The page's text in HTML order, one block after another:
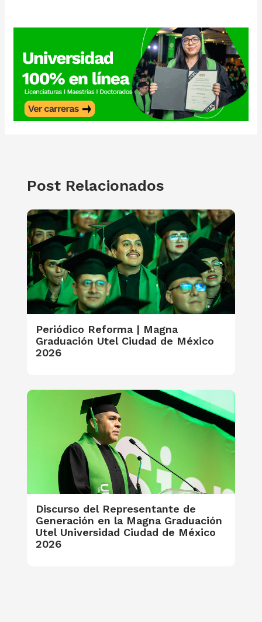
Post Relacionados
Periódico Reforma | Magna
Graduación Utel Ciudad de México
2026
Discurso del Representante de
Generación en la Magna Graduación
Utel Universidad Ciudad de México
2026